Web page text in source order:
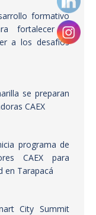
formativo
fortalecer la
a los desafíos
se preparan
CAEX
programa de
CAEX para
en Tarapacá
City Summit